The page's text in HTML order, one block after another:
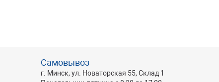
Самовывоз
г. Минск, ул. Новаторская 55, Склад 1